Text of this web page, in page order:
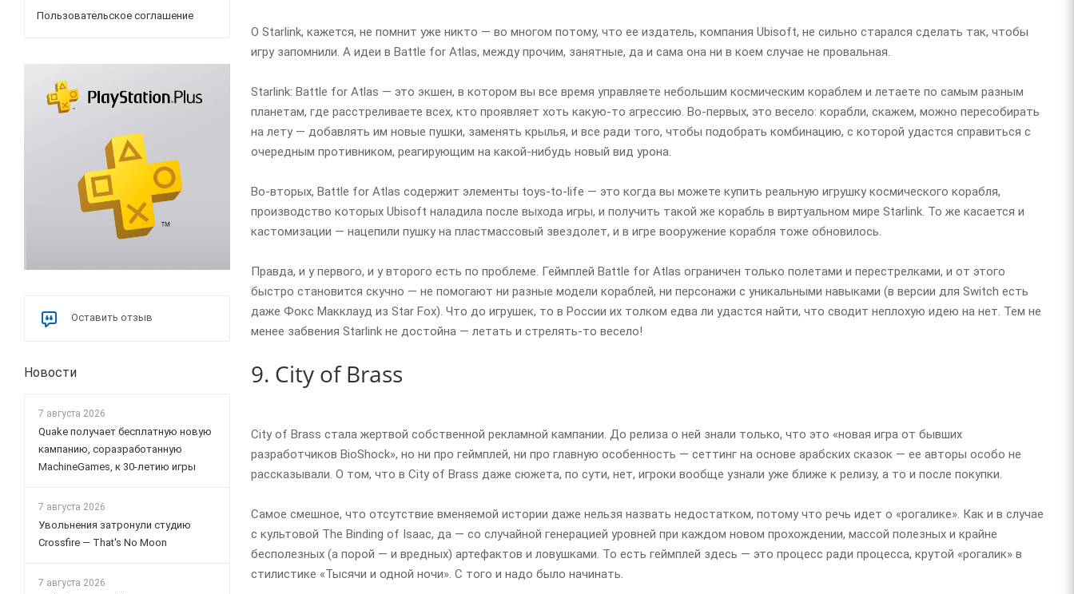
О Starlink, кажется, не помнит уже никто — во многом потому, что ее издатель, компания Ubisoft, не сильно старался сделать так, чтобы
игру запомнили. А идеи в Battle for Atlas, между прочим, занятные, да и сама она ни в коем случае не провальная.
Starlink: Battle for Atlas — это экшен, в котором вы все время управляете небольшим космическим кораблем и летаете по самым разным
планетам, где расстреливаете всех, кто проявляет хоть какую-то агрессию. Во-первых, это весело: корабли, скажем, можно пересобирать
на лету — добавлять им новые пушки, заменять крылья, и все ради того, чтобы подобрать комбинацию, с которой удастся справиться с
очередным противником, реагирующим на какой-нибудь новый вид урона.
Во-вторых, Battle for Atlas содержит элементы toys-to-life — это когда вы можете купить реальную игрушку космического корабля,
производство которых Ubisoft наладила после выхода игры, и получить такой же корабль в виртуальном мире Starlink. То же касается и
кастомизации — нацепили пушку на пластмассовый звездолет, и в игре вооружение корабля тоже обновилось.
Правда, и у первого, и у второго есть по проблеме. Геймплей Battle for Atlas ограничен только полетами и перестрелками, и от этого
быстро становится скучно — не помогают ни разные модели кораблей, ни персонажи с уникальными навыками (в версии для Switch есть
даже Фокс Макклауд из Star Fox). Что до игрушек, то в России их толком едва ли удастся найти, что сводит неплохую идею на нет. Тем не
менее забвения Starlink не достойна — летать и стрелять-то весело!
9. City of Brass
City of Brass стала жертвой собственной рекламной кампании. До релиза о ней знали только, что это «новая игра от бывших
разработчиков BioShock», но ни про геймплей, ни про главную особенность — сеттинг на основе арабских сказок — ее авторы особо не
рассказывали. О том, что в City of Brass даже сюжета, по сути, нет, игроки вообще узнали уже ближе к релизу, а то и после покупки.
Самое смешное, что отсутствие вменяемой истории даже нельзя назвать недостатком, потому что речь идет о «рогалике». Как и в случае
с культовой The Binding of Isaac, да — со случайной генерацией уровней при каждом новом прохождении, массой полезных и крайне
бесполезных (а порой — и вредных) артефактов и ловушками. То есть геймплей здесь — это процесс ради процесса, крутой «рогалик» в
стилистике «Тысячи и одной ночи». С того и надо было начинать.
Пользовательское соглашение
Оставить отзыв
Новости
7 августа 2026
Quake получает бесплатную новую
кампанию, соразработанную
MachineGames, к 30-летию игры
7 августа 2026
Увольнения затронули студию
Crossfire — That's No Moon
7 августа 2026